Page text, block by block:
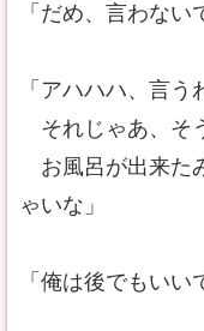
「だめ、言わない
「アハハハ、言う
それじゃあ、そ
お風呂が出来た
ゃいな」
「俺は後でもいい